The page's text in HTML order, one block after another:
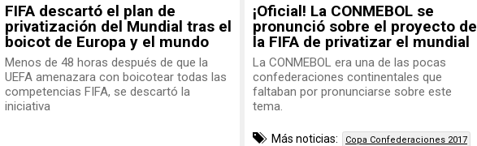
FIFA descartó el plan de
privatización del Mundial tras el
boicot de Europa y el mundo
Menos de 48 horas después de que la
UEFA amenazara con boicotear todas las
competencias FIFA, se descartó la
iniciativa
¡Oficial! La CONMEBOL se
pronunció sobre el proyecto de
la FIFA de privatizar el mundial
La CONMEBOL era una de las pocas
confederaciones continentales que
faltaban por pronunciarse sobre este
tema.
Más noticias: Copa Confederaciones 2017